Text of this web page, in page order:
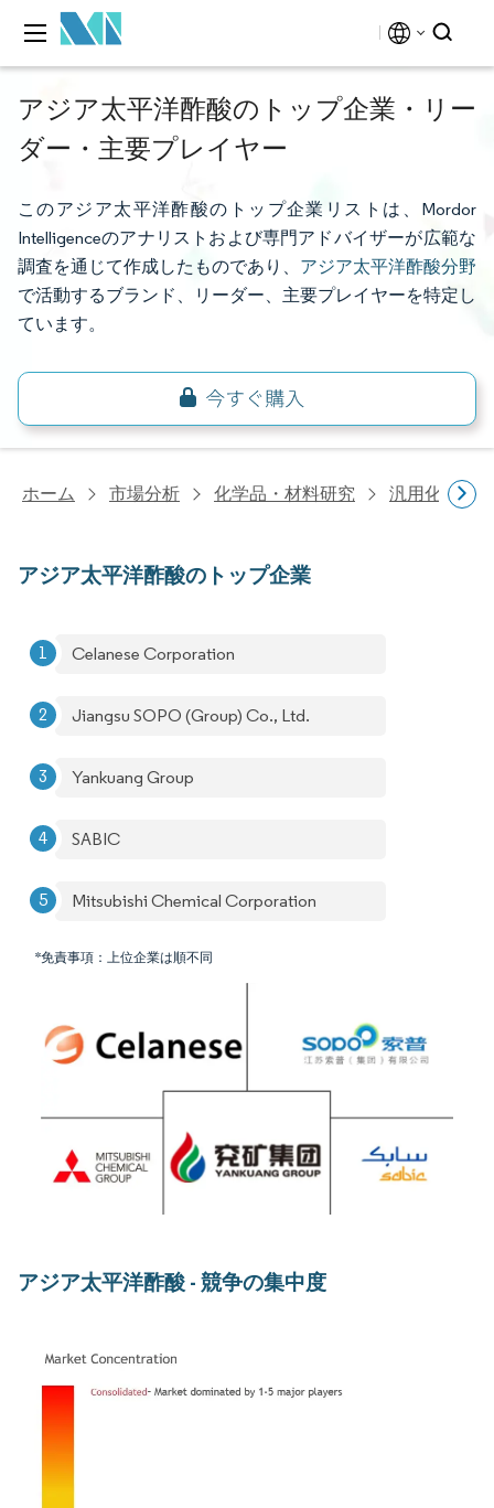
アジア太平洋酢酸のトップ企業・リー
ダー・主要プレイヤー
このアジア太平洋酢酸のトップ企業リストは、Mordor
Intelligenceのアナリストおよび専門アドバイザーが広範な
調査を通じて作成したものであり、 アジア太平洋酢酸分野
で活動するブランド、リーダー、主要プレイヤーを特定し
ています。
ホーム 市場分析 化学品・材料研究 汎用化学品
アジア太平洋酢酸のトップ企業
Celanese Corporation
Jiangsu SOPO (Group) Co., Ltd.
Yankuang Group
SABIC
Mitsubishi Chemical Corporation
*免責事項：上位企業は順不同
アジア太平洋酢酸 - 競争の集中度